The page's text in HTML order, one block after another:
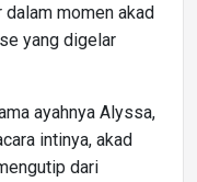
dalam momen akad
yang digelar
ayahnya Alyssa,
intinya, akad
dari